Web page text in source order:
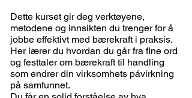
Dette kurset gir deg verktøyene,
metodene og innsikten du trenger for å
jobbe effektivt med bærekraft i praksis.
Her lærer du hvordan du går fra fine ord
og festtaler om bærekraft til handling
som endrer din virksomhets påvirkning
på samfunnet.